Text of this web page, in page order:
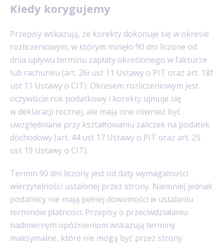
Kiedy korygujemy
Przepisy wskazują, że korekty dokonuje się w okresie
rozliczeniowym, w którym minęło 90 dni liczone od
dnia upływu terminu zapłaty określonego w fakturze
lub rachunku (art. 26i ust 11 Ustawy o PIT oraz art. 18f
ust 11 Ustawy o CIT). Okresem rozliczeniowym jest
oczywiście rok podatkowy i korekty ujmuje się
w deklaracji rocznej, ale mają one również być
uwzględniane przy kształtowaniu zaliczek na podatek
dochodowy (art. 44 ust 17 Ustawy o PIT oraz art. 25
ust 19 Ustawy o CIT).
Termin 90 dni liczony jest od daty wymagalności
wierzytelności ustalonej przez strony. Niemniej jednak
podatnicy nie mają pełnej dowolności w ustalaniu
terminów płatności. Przepisy o przeciwdziałaniu
nadmiernym opóźnieniom wskazują terminy
maksymalne, które nie mogą być przez strony